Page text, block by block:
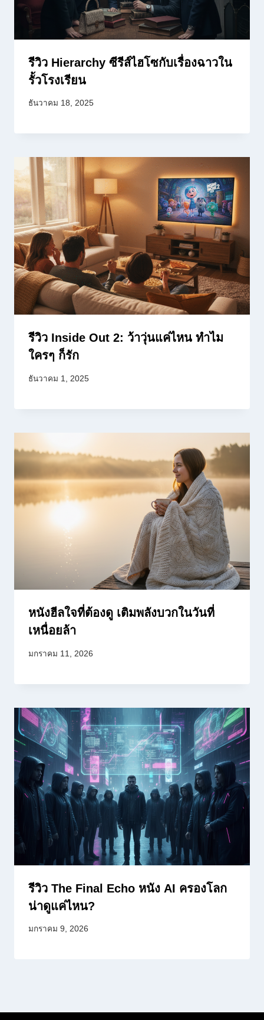
รีวิว Hierarchy ซีรีส์ไฮโซกับเรื่องฉาวใน
รั้วโรงเรียน
ธันวาคม 18, 2025
รีวิว Inside Out 2: ว้าวุ่นแค่ไหน ทำไม
ใครๆ ก็รัก
ธันวาคม 1, 2025
หนังฮีลใจที่ต้องดู เติมพลังบวกในวันที่
เหนื่อยล้า
มกราคม 11, 2026
รีวิว The Final Echo หนัง AI ครองโลก
น่าดูแค่ไหน?
มกราคม 9, 2026